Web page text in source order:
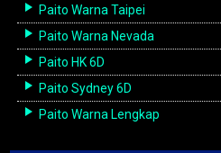
Paito Warna Taipei
Paito Warna Nevada
Paito HK 6D
Paito Sydney 6D
Paito Warna Lengkap